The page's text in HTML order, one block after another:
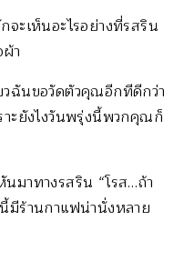
จะเห็นอะไรอย่างที่รสริน
า
วฉันขอวัดตัวคุณอีกทีดีกว่า
าะยังไงวันพรุ่งนี้พวกคุณก็
มาทางรสริน “โรส…ถ้า
มีร้านกาแฟน่านั่งหลาย